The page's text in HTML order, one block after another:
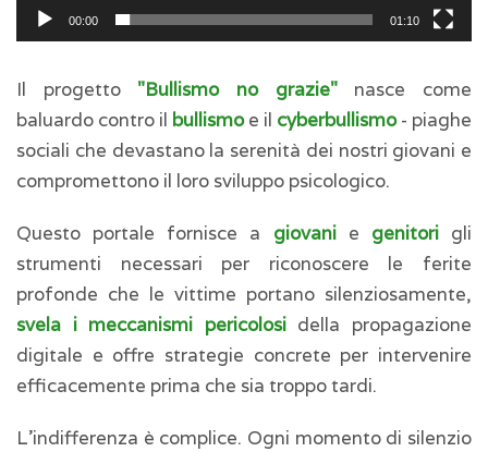
00:00 01:10
Il progetto "Bullismo no grazie"nasce come
baluardo contro il bullismoe il cyberbullismo- piaghe
sociali che devastano la serenità dei nostri giovani e
compromettono il loro sviluppo psicologico.
Questo portale fornisce a giovanie genitorigli
strumenti necessari per riconoscere le ferite
profonde che le vittime portano silenziosamente,
svela i meccanismi pericolosidella propagazione
digitale e offre strategie concrete per intervenire
efficacemente prima che sia troppo tardi.
L'indifferenza è complice. Ogni momento di silenzio